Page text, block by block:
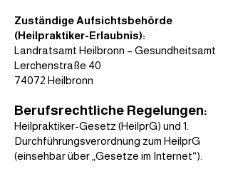
Zuständige Aufsichtsbehörde
(Heilpraktiker-Erlaubnis):
Landratsamt Heilbronn – Gesundheitsamt
Lerchenstraße 40
74072 Heilbronn
Berufsrechtliche Regelungen:
Heilpraktiker-Gesetz (HeilprG) und 1.
Durchführungsverordnung zum HeilprG
(einsehbar über „Gesetze im Internet“).